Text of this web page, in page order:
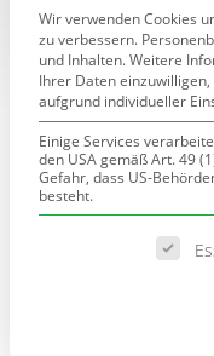
VOM
Wir verwenden Cookies
zu verbessern.
und Inhalten.Weitere
Ihrer Daten
aufgrund individueller
Einige Services
den USA gemäß Art. 49
Gefahr, dass US-
besteht.
Es folgt eine Liste